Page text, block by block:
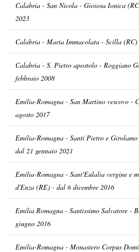
Calabria - San Nicola - Gioiosa Ionica
2023
Calabria - Maria Immacolata - Scilla (RC)
Calabria - S. Pietro apostolo - Roggiano
febbraio 2008
Emilia-Romagna - San Martino vescovo -
agosto 2017
Emilia-Romagna - Santi Pietro e
dal 21 gennaio 2021
Emilia-Romagna - Sant'Eulalia vergine e
d'Enza (RE) - dal 6 dicembre 2016
Emilia Romagna - Santissimo Salvatore -
giugno 2016
Emilia-Romagna - Monastero Corpus